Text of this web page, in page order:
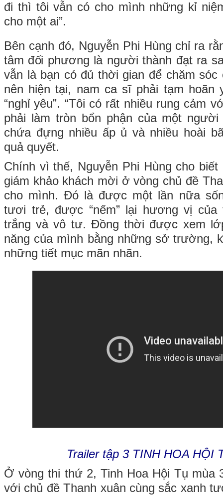
đi thì tôi vẫn có cho mình những kỉ
cho một ai”.
Bên cạnh đó, Nguyễn Phi Hùng chỉ ra
tâm đối phương là người thành đạt ra
vẫn là bạn có đủ thời gian để chăm sóc
nên hiện tại, nam ca sĩ phải tạm hoãn
“nghỉ yêu”. “Tôi có rất nhiều rung cảm
phải làm tròn bổn phận của một
chứa đựng nhiều ấp ủ và nhiều hoài
quả quyết.
Chính vì thế, Nguyễn Phi Hùng cho
giám khảo khách mời ở vòng chủ đề
cho mình. Đó là được một lần nữa
tươi trẻ, được “nếm” lại hương vị của
trắng và vô tư. Đồng thời được xem
năng của mình bằng những sở trường,
những tiết mục mãn nhãn.
Trailer tập 3 TINH HOA HỘI
Ở vòng thi thứ 2, Tinh Hoa Hội Tụ mùa
với chủ đề Thanh xuân cùng sắc xanh